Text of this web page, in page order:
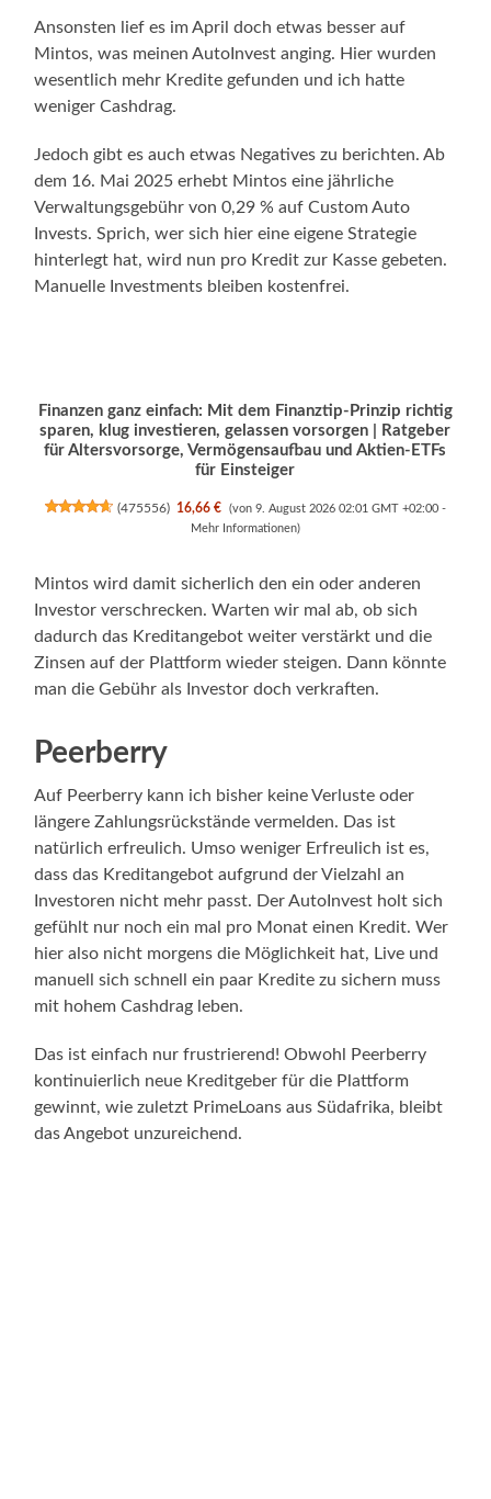
Ansonsten lief es im April doch etwas besser auf
Mintos, was meinen AutoInvest anging. Hier wurden
wesentlich mehr Kredite gefunden und ich hatte
weniger Cashdrag.
Jedoch gibt es auch etwas Negatives zu berichten. Ab
dem 16. Mai 2025 erhebt Mintos eine jährliche
Verwaltungsgebühr von 0,29 % auf Custom Auto
Invests. Sprich, wer sich hier eine eigene Strategie
hinterlegt hat, wird nun pro Kredit zur Kasse gebeten.
Manuelle Investments bleiben kostenfrei.
Finanzen ganz einfach: Mit dem Finanztip-Prinzip richtig
sparen, klug investieren, gelassen vorsorgen | Ratgeber
für Altersvorsorge, Vermögensaufbau und Aktien-ETFs
für Einsteiger
(475556) 16,66 €
(von 9. August 2026 02:01 GMT +02:00 -
Mehr Informationen)
Mintos wird damit sicherlich den ein oder anderen
Investor verschrecken. Warten wir mal ab, ob sich
dadurch das Kreditangebot weiter verstärkt und die
Zinsen auf der Plattform wieder steigen. Dann könnte
man die Gebühr als Investor doch verkraften.
Peerberry
Auf Peerberry kann ich bisher keine Verluste oder
längere Zahlungsrückstände vermelden. Das ist
natürlich erfreulich. Umso weniger Erfreulich ist es,
dass das Kreditangebot aufgrund der Vielzahl an
Investoren nicht mehr passt. Der AutoInvest holt sich
gefühlt nur noch ein mal pro Monat einen Kredit. Wer
hier also nicht morgens die Möglichkeit hat, Live und
manuell sich schnell ein paar Kredite zu sichern muss
mit hohem Cashdrag leben.
Das ist einfach nur frustrierend! Obwohl Peerberry
kontinuierlich neue Kreditgeber für die Plattform
gewinnt, wie zuletzt PrimeLoans aus Südafrika, bleibt
das Angebot unzureichend.